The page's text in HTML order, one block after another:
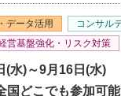
データ活用 コンサル
営基盤強化・リスク対策
(水)～9月16日(水)
どこでも参加可能